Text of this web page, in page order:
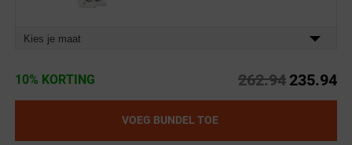
Kies je maat
10% KORTING 262.94 235.94
VOEG BUNDEL TOE